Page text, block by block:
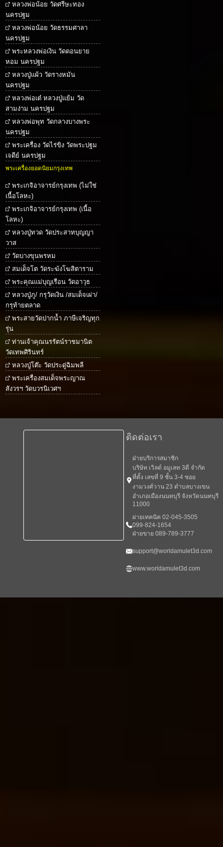
หลวงพ่อน้อย วัดศรีษะทอง
นครปฐม
หลวงพ่อน้อย วัดธรรมศาลา
นครปฐม
พระหลวงพ่อเงิน วัดดอนยาย
หอม นครปฐม
หลวงปู่แผ้ว วัดรางหมัน
นครปฐม
หลวงพ่อเต๋ หลวงปู่แย้ม วัด
สามง่าม นครปฐม
หลวงพ่อพุท วัดกลางบางพระ
นครปฐม
พระเครื่อง วัดไร่ขิง วัดพระปฐม
เจดีย์ นครปฐม
พระเครื่องยอดนิยมกรุงเทพ
พระเกจิอาจารย์กรุงเทพ (ไม่ใช่
เนื้อโลหะ)
พระเกจิอาจารย์กรุงเทพ (เนื้อ
โลหะ)
หลวงปู่ทวด วัดประสาทบุญญา
วาส
วัดบางขุนพรหม
สมเด็จโต วัดระฆังโฆสิตาราม
พระคุณแม่บุญเรือน วัดอาวุธ
หลวงปู่ภู/ กรุวัดเงิน /สมเด็จเผ่า/
กรุท้ายตลาด
พระสายวัดปากน้ำ ภาษีเจริญทุก
รุ่น
ท่านเจ้าคุณนรรัตน์ราชมานิต
วัดเทพศิรินทร์
หลวงปู่โต๊ะ วัดประดู่ฉิมพลี
พระเครื่องสมเด็จพระญาณ
สังวรฯ วัดบวรนิเวศฯ
ติดต่อเรา
ฝ่ายบริการสมาชิก
บริษัท เวิลด์ อมูเลท 3ดี จำกัด
ที่ตั้ง เลขที่ 9 ชั้น 3-4 ซอย
งามวงศ์วาน 23 ตำบลบางเขน
อำเภอเมืองนนทบุรี จังหวัดนนทบุรี
11000
ผ่ายเทคนิค 02-045-3505
099-824-1654
ฝ่ายขาย 089-789-3777
support@worldamulet3d.com
www.worldamulet3d.com